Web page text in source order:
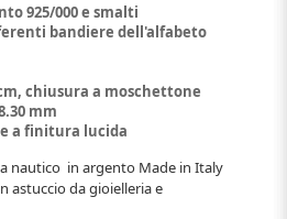
925/000 e smalti
bandiere dell'alfabeto
chiusura a moschettone
mm
a finitura lucida
nautico in argento Made in Italy
astuccio da gioielleria e